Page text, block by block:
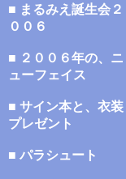
■ まるみえ誕生会２
００６
■ ２００６年の、ニ
ューフェイス
■ サイン本と、衣装
プレゼント
■ パラシュート